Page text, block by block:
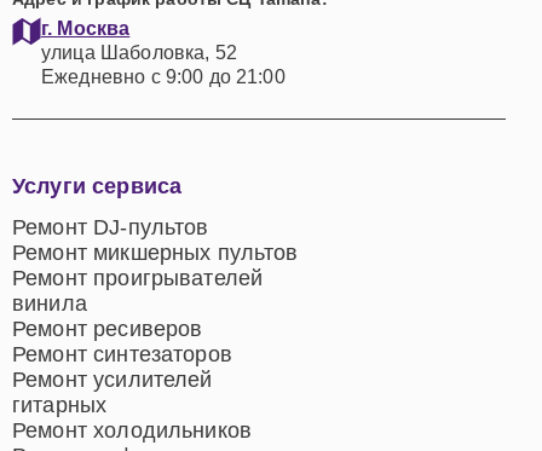
г. Москва
улица Шаболовка, 52
Ежедневно с 9:00 до 21:00
Услуги сервиса
Ремонт DJ-пультов
Ремонт микшерных пультов
Ремонт проигрывателей
винила
Ремонт ресиверов
Ремонт синтезаторов
Ремонт усилителей
гитарных
Ремонт холодильников